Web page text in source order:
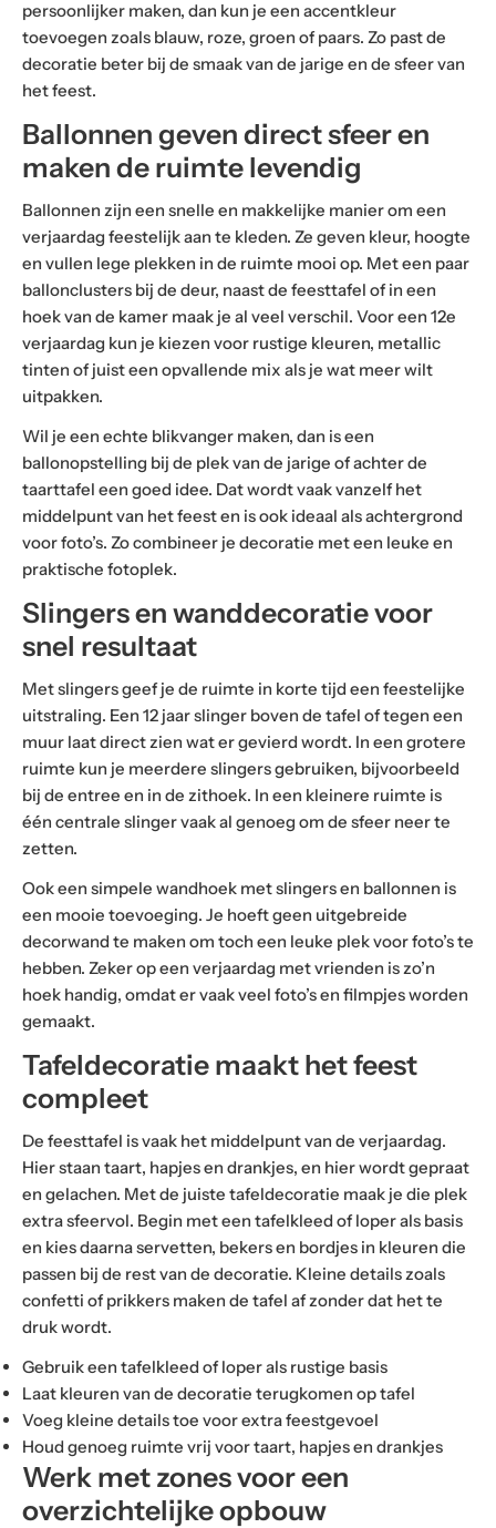
persoonlijker maken, dan kun je een accentkleur
toevoegen zoals blauw, roze, groen of paars. Zo past de
decoratie beter bij de smaak van de jarige en de sfeer van
het feest.
Ballonnen geven direct sfeer en
maken de ruimte levendig
Ballonnen zijn een snelle en makkelijke manier om een
verjaardag feestelijk aan te kleden. Ze geven kleur, hoogte
en vullen lege plekken in de ruimte mooi op. Met een paar
ballonclusters bij de deur, naast de feesttafel of in een
hoek van de kamer maak je al veel verschil. Voor een 12e
verjaardag kun je kiezen voor rustige kleuren, metallic
tinten of juist een opvallende mix als je wat meer wilt
uitpakken.
Wil je een echte blikvanger maken, dan is een
ballonopstelling bij de plek van de jarige of achter de
taarttafel een goed idee. Dat wordt vaak vanzelf het
middelpunt van het feest en is ook ideaal als achtergrond
voor foto’s. Zo combineer je decoratie met een leuke en
praktische fotoplek.
Slingers en wanddecoratie voor
snel resultaat
Met slingers geef je de ruimte in korte tijd een feestelijke
uitstraling. Een 12 jaar slinger boven de tafel of tegen een
muur laat direct zien wat er gevierd wordt. In een grotere
ruimte kun je meerdere slingers gebruiken, bijvoorbeeld
bij de entree en in de zithoek. In een kleinere ruimte is
één centrale slinger vaak al genoeg om de sfeer neer te
zetten.
Ook een simpele wandhoek met slingers en ballonnen is
een mooie toevoeging. Je hoeft geen uitgebreide
decorwand te maken om toch een leuke plek voor foto’s te
hebben. Zeker op een verjaardag met vrienden is zo’n
hoek handig, omdat er vaak veel foto’s en filmpjes worden
gemaakt.
Tafeldecoratie maakt het feest
compleet
De feesttafel is vaak het middelpunt van de verjaardag.
Hier staan taart, hapjes en drankjes, en hier wordt gepraat
en gelachen. Met de juiste tafeldecoratie maak je die plek
extra sfeervol. Begin met een tafelkleed of loper als basis
en kies daarna servetten, bekers en bordjes in kleuren die
passen bij de rest van de decoratie. Kleine details zoals
confetti of prikkers maken de tafel af zonder dat het te
druk wordt.
Gebruik een tafelkleed of loper als rustige basis
Laat kleuren van de decoratie terugkomen op tafel
Voeg kleine details toe voor extra feestgevoel
Houd genoeg ruimte vrij voor taart, hapjes en drankjes
Werk met zones voor een
overzichtelijke opbouw